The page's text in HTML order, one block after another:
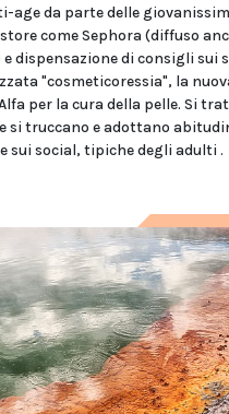
age da parte delle
come Sephora (diffuso
dispensazione di consigli sui
"cosmeticoressia", la
per la cura della pelle. Si
si truccano e adottano
sui social, tipiche degli adulti .